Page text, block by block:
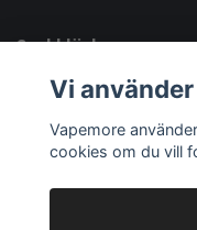
Snabblänkar
Sociala medier
Vi
Vapemore
cookies om du vill